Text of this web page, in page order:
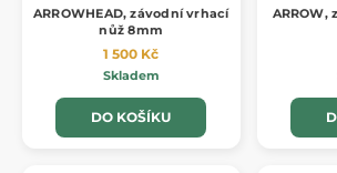
ARROWHEAD, závodní vrhací
nůž 8mm
1 500 Kč
Skladem
DO KOŠÍKU
ARROW,